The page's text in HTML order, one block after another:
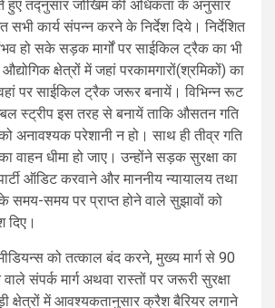
हुए तद्नुसार जोखिम की अधिकता के अनुसार
कार्य संपन्न करने के निर्देश दिये। निर्देशित
हो सके सड़क मार्गों पर साईकिल ट्रैक का भी
क्षेत्रों में जहां परकामगारों(श्रमिकों) का
पर साईकिल ट्रैक जरूर बनायें। विभिन्न रूट
स्ट्रीप इस तरह से बनायें ताकि औसतन गति
अनावश्यक परेशानी न हो। साथ ही तीव्र गति
वाहन धीमा हो जाए। उन्होंने सड़क सुरक्षा का
ऑडिट करवाने और माननीय न्यायालय तथा
समय-समय पर प्राप्त होने वाले सुझावों को
दिए।
को तत्काल बंद करने, मुख्य मार्ग से 90
संपर्क मार्ग अथवा रास्तों पर जरूरी सुरक्षा
क्षेत्रों में आवश्यकतानुसार क्रैश बैरियर लगाने